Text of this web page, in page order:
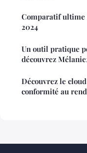
Comparatif ultime
2024
Un outil pratique
découvrez
Découvrez le
conformité au